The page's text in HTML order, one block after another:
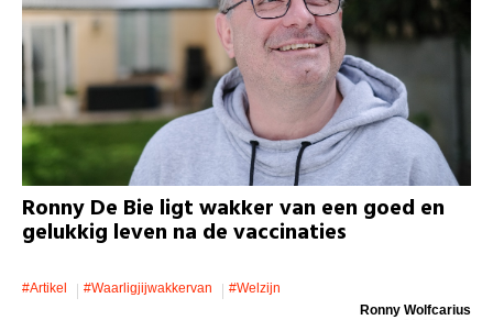
Ronny De Bie ligt wakker van een goed en
gelukkig leven na de vaccinaties
#artikel #waarligjijwakkervan
#welzijn
Ronny Wolfcarius